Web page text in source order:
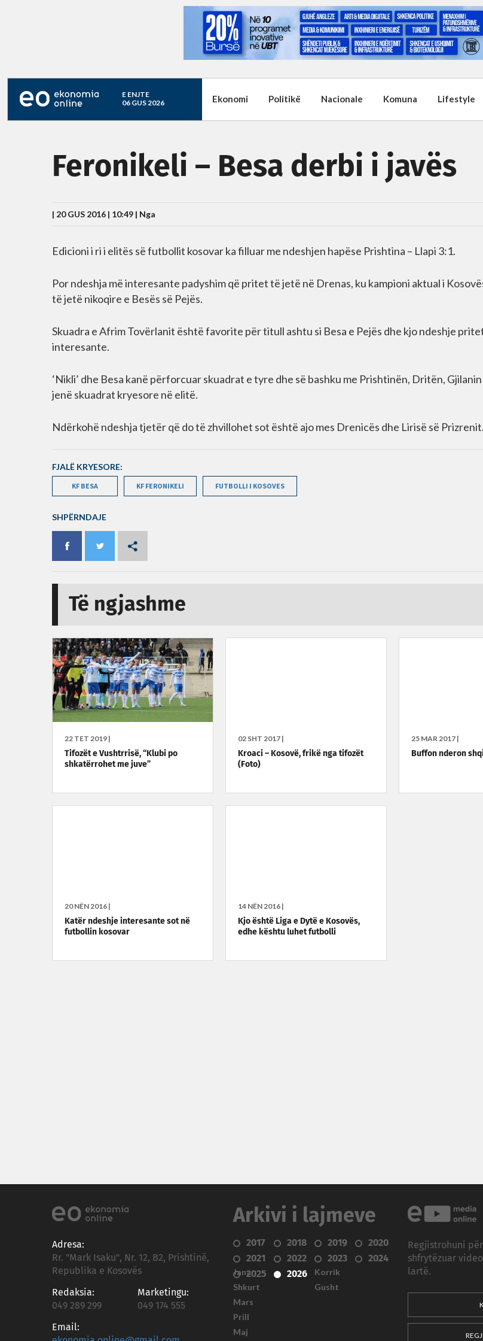
E ENJTE
06 GUS 2026
Ekonomi Politikë Nacionale Komuna Lifestyle
Feronikeli – Besa derbi i javës
| 20 GUS 2016 | 10:49 | Nga
Edicioni i ri i elitës së futbollit kosovar ka filluar me ndeshjen hapëse Prishtina – Llapi 3:1.
Por ndeshja më interesante padyshim që pritet të jetë në Drenas, ku kampioni aktual i
të jetë nikoqire e Besës së Pejës.
Skuadra e Afrim Tovërlanit është favorite për titull ashtu si Besa e Pejës dhe kjo ndeshje
interesante.
‘Nikli’ dhe Besa kanë përforcuar skuadrat e tyre dhe së bashku me Prishtinën, Dritën,
jenë skuadrat kryesore në elitë.
Ndërkohë ndeshja tjetër që do të zhvillohet sot është ajo mes Drenicës dhe Lirisë së Prizrenit.
FJALË KRYESORE:
KF BESA KF FERONIKELI FUTBOLLI I KOSOVES
SHPËRNDAJE
Të ngjashme
22 TET 2019 |
Tifozët e Vushtrrisë, “Klubi po
shkatërrohet me juve”
02 SHT 2017 |
Kroaci – Kosovë, frikë nga tifozët
(Foto)
25 MAR 2017 |
Buffon nderon
20 NËN 2016 |
Katër ndeshje interesante sot në
futbollin kosovar
14 NËN 2016 |
Kjo është Liga e Dytë e Kosovës,
edhe kështu luhet futbolli
Adresa:
Rr. "Mark Isaku", Nr. 12, B2, Prishtinë,
Republika e Kosovës
Redaksia:
049 289 299
Marketingu:
049 174 555
Email:
Arkivi i lajmeve
2017 2018 2019
2020
2021
2022 2023
2024
2025
2026
Janar
Shkurt
Mars
Prill
Maj
Korrik
Gusht
Regjistrohuni
shfrytëzuar
lartë.